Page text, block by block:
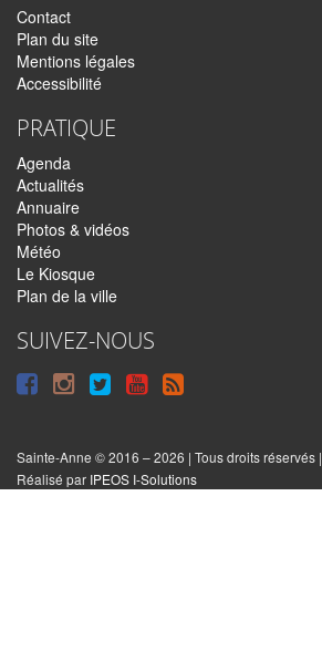
Contact
Plan du site
Mentions légales
Accessibilité
PRATIQUE
Agenda
Actualités
Annuaire
Photos & vidéos
Météo
Le Kiosque
Plan de la ville
SUIVEZ-NOUS
Suivre
Facebook
Suivre
Instagram
Suivre
Twitter
Syndiquer
le
site
Sainte-Anne © 2016 – 2026 | Tous droits réservés |
Réalisé par IPEOS I-Solutions
Réinitialiser